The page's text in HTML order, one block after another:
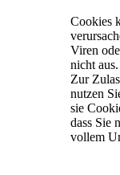
Cookies
Viren
nicht
Zur
nutzen
sie
dass Sie
vollem